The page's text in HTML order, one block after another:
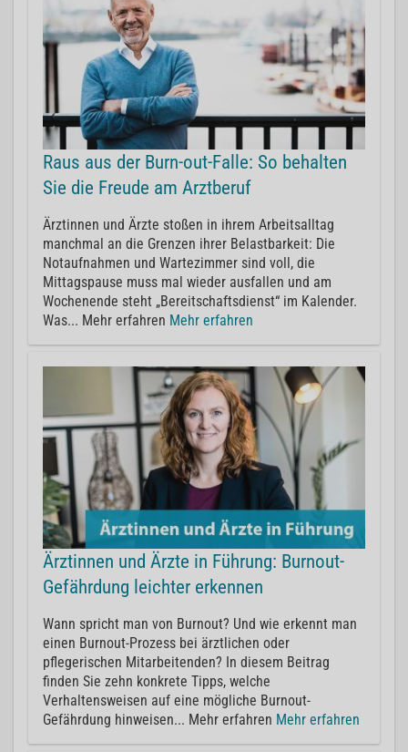
Raus aus der Burn-out-Falle: So behalten
Sie die Freude am Arztberuf
Ärztinnen und Ärzte stoßen in ihrem Arbeitsalltag
manchmal an die Grenzen ihrer Belastbarkeit: Die
Notaufnahmen und Wartezimmer sind voll, die
Mittagspause muss mal wieder ausfallen und am
Wochenende steht „Bereitschaftsdienst“ im Kalender.
Was... Mehr erfahren Mehr erfahren
Ärztinnen und Ärzte in Führung: Burnout-
Gefährdung leichter erkennen
Wann spricht man von Burnout? Und wie erkennt man
einen Burnout-Prozess bei ärztlichen oder
pflegerischen Mitarbeitenden? In diesem Beitrag
finden Sie zehn konkrete Tipps, welche
Verhaltensweisen auf eine mögliche Burnout-
Gefährdung hinweisen... Mehr erfahren Mehr erfahren